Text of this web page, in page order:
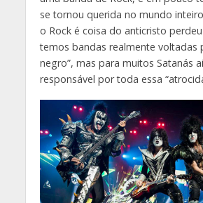
se tornou querida no mundo
o Rock é coisa do anticristo
temos bandas realmente voltadas
negro”, mas para muitos Satanás
responsável por toda essa